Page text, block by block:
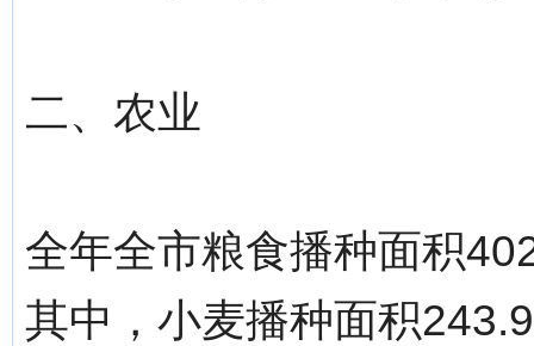
二、农业
全年全市粮食播种面积
其中，小麦播种面积